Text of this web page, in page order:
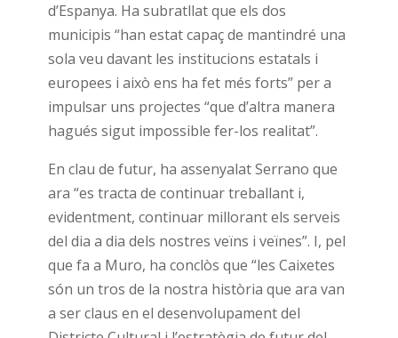
d’Espanya. Ha subratllat que els dos
municipis “han estat capaç de mantindré una
sola veu davant les institucions estatals i
europees i això ens ha fet més forts” per a
impulsar uns projectes “que d’altra manera
hagués sigut impossible fer-los realitat”.
En clau de futur, ha assenyalat Serrano que
ara “es tracta de continuar treballant i,
evidentment, continuar millorant els serveis
del dia a dia dels nostres veïns i veïnes”. I, pel
que fa a Muro, ha conclòs que “les Caixetes
són un tros de la nostra història que ara van
a ser claus en el desenvolupament del